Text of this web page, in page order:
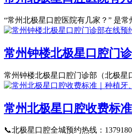
“常州北极星口腔医院有几家？” 是
常州钟楼北极星口腔门
常州钟楼北极星口腔门诊部（北极星
常州北极星口腔收费标
📞北极星口腔全城预约热线：